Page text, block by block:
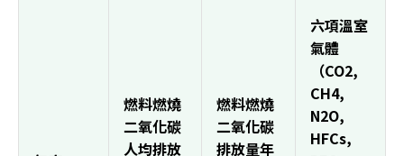
燃料燃燒
二氧化碳
人均排放
燃料燃燒
二氧化碳
排放量年
六項溫室
氣體
（CO2,
CH4,
N2O,
HFCs,